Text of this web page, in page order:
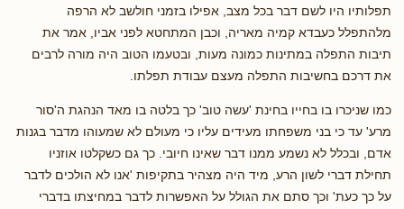
תפלותיו היו לשם דבר בכל מצב, אפילו בזמני חולשב לא הרפה
מלהתפלל כעבדא קמיה מאריה, וכבן המתחטא לפני אביו, אמר את
תיבות התפלה במתינות כמונה מעות, ובטעמו הטוב היה מורה לרבים
את דרכם בחשיבות התפלה מעצם עבודת תפלתו.
כמו שניכרו בו בחייו בחינת 'עשה טוב' כך בלטה בו מאד הנהגת ה'סור
מרע' עד כי בני משפחתו מעידים עליו כי מעולם לא שמעוהו מדבר בגנות
אדם, ובכלל לא נשמע ממנו דבר שאינו חיובי. כך גם כשקלטו אוזניו
תחילת דברי לשון הרע, מיד היה מצהיר בתקיפות 'אנו לא הולכים לדבר
על כך כעת' וכך סתם את הגולל על האפשרות לדבר במחיצתו בדברי